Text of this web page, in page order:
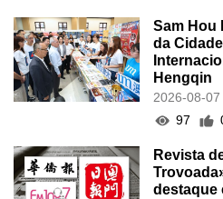
Sam Hou
da
Hengqin
2026-08-
97
Revista
destaque